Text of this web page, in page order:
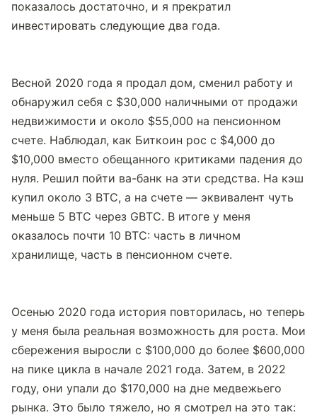
показалось достаточно, и я прекратил
инвестировать следующие два года.
Весной 2020 года я продал дом, сменил работу и
обнаружил себя с $30,000 наличными от продажи
недвижимости и около $55,000 на пенсионном
счете. Наблюдал, как Биткоин рос с $4,000 до
$10,000 вместо обещанного критиками падения до
нуля. Решил пойти ва-банк на эти средства. На кэш
купил около 3 BTC, а на счете — эквивалент чуть
меньше 5 BTC через GBTC. В итоге у меня
оказалось почти 10 BTC: часть в личном
хранилище, часть в пенсионном счете.
Осенью 2020 года история повторилась, но теперь
у меня была реальная возможность для роста. Мои
сбережения выросли с $100,000 до более $600,000
на пике цикла в начале 2021 года. Затем, в 2022
году, они упали до $170,000 на дне медвежьего
рынка. Это было тяжело, но я смотрел на это так: